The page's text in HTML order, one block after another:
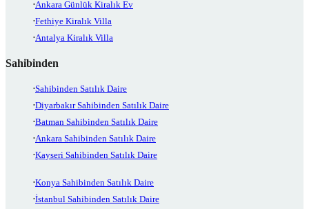
Ankara Günlük Kiralık Ev
Fethiye Kiralık Villa
Antalya Kiralık Villa
Sahibinden
Sahibinden Satılık Daire
Diyarbakır Sahibinden Satılık Daire
Batman Sahibinden Satılık Daire
Ankara Sahibinden Satılık Daire
Kayseri Sahibinden Satılık Daire
Konya Sahibinden Satılık Daire
İstanbul Sahibinden Satılık Daire